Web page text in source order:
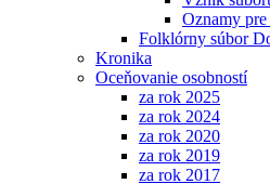
Oznamy
Folklórny súbor
Kronika
Oceňovanie osobností
za rok 2025
za rok 2024
za rok 2020
za rok 2019
za rok 2017